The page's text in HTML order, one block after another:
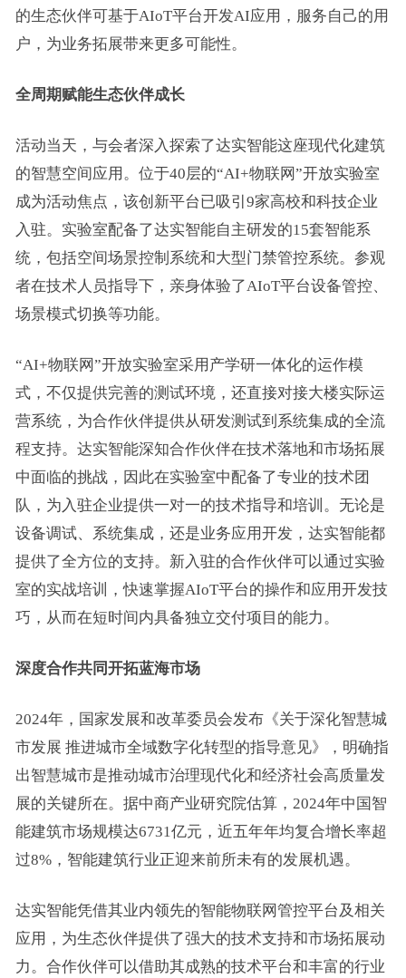
的生态伙伴可基于AIoT平台开发AI应用，服务自己的用
户，为业务拓展带来更多可能性。
全周期赋能生态伙伴成长
活动当天，与会者深入探索了达实智能这座现代化建筑
的智慧空间应用。位于40层的“AI+物联网”开放实验室
成为活动焦点，该创新平台已吸引9家高校和科技企业
入驻。实验室配备了达实智能自主研发的15套智能系
统，包括空间场景控制系统和大型门禁管控系统。参观
者在技术人员指导下，亲身体验了AIoT平台设备管控、
场景模式切换等功能。
“AI+物联网”开放实验室采用产学研一体化的运作模
式，不仅提供完善的测试环境，还直接对接大楼实际运
营系统，为合作伙伴提供从研发测试到系统集成的全流
程支持。达实智能深知合作伙伴在技术落地和市场拓展
中面临的挑战，因此在实验室中配备了专业的技术团
队，为入驻企业提供一对一的技术指导和培训。无论是
设备调试、系统集成，还是业务应用开发，达实智能都
提供了全方位的支持。新入驻的合作伙伴可以通过实验
室的实战培训，快速掌握AIoT平台的操作和应用开发技
巧，从而在短时间内具备独立交付项目的能力。
深度合作共同开拓蓝海市场
2024年，国家发展和改革委员会发布《关于深化智慧城
市发展 推进城市全域数字化转型的指导意见》，明确指
出智慧城市是推动城市治理现代化和经济社会高质量发
展的关键所在。据中商产业研究院估算，2024年中国智
能建筑市场规模达6731亿元，近五年年均复合增长率超
过8%，智能建筑行业正迎来前所未有的发展机遇。
达实智能凭借其业内领先的智能物联网管控平台及相关
应用，为生态伙伴提供了强大的技术支持和市场拓展动
力。合作伙伴可以借助其成熟的技术平台和丰富的行业